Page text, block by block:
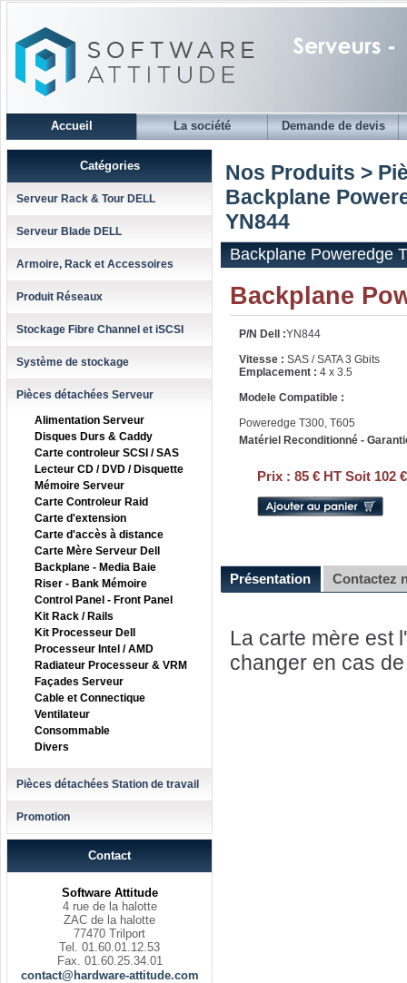
Accueil La société Demande de devis
Catégories
Serveur Rack & Tour DELL
Serveur Blade DELL
Armoire, Rack et Accessoires
Produit Réseaux
Stockage Fibre Channel et iSCSI
Système de stockage
Pièces détachées Serveur
Alimentation Serveur
Disques Durs & Caddy
Carte controleur SCSI / SAS
Lecteur CD / DVD / Disquette
Mémoire Serveur
Carte Controleur Raid
Carte d'extension
Carte d'accès à distance
Carte Mère Serveur Dell
Backplane - Media Baie
Riser - Bank Mémoire
Control Panel - Front Panel
Kit Rack / Rails
Kit Processeur Dell
Processeur Intel / AMD
Radiateur Processeur & VRM
Façades Serveur
Cable et Connectique
Ventilateur
Consommable
Divers
Pièces détachées Station de travail
Promotion
Contact
Software Attitude
4 rue de la halotte
ZAC de la halotte
77470 Trilport
Tel. 01.60.01.12.53
Fax. 01.60.25.34.01
contact@hardware-attitude.com
Nos Produits >
Backplane
YN844
Backplane Poweredge
Backplane
P/N Dell :YN844
Vitesse : SAS / SATA 3 Gbits
Emplacement : 4 x 3.5
Modele Compatible :
Poweredge T300, T605
Matériel Reconditionné -
Prix : 85 € HT Soit 102
Présentation Contactez
La carte mère est
changer en cas